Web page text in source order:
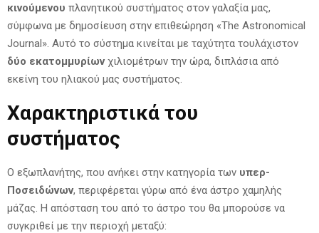
κινούμενου πλανητικού συστήματος στον γαλαξία μας,
σύμφωνα με δημοσίευση στην επιθεώρηση «The Astronomical
Journal». Αυτό το σύστημα κινείται με ταχύτητα τουλάχιστον
δύο εκατομμυρίωνχιλιομέτρων την ώρα, διπλάσια από
εκείνη του ηλιακού μας συστήματος.
Χαρακτηριστικά του
συστήματος
Ο εξωπλανήτης, που ανήκει στην κατηγορία των υπερ-
Ποσειδώνων, περιφέρεται γύρω από ένα άστρο χαμηλής
μάζας. Η απόσταση του από το άστρο του θα μπορούσε να
συγκριθεί με την περιοχή μεταξύ: